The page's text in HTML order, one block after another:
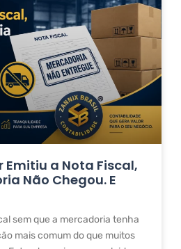
Emitiu a Nota Fiscal,
Não Chegou. E
sem que a mercadoria tenha
mais comum do que muitos